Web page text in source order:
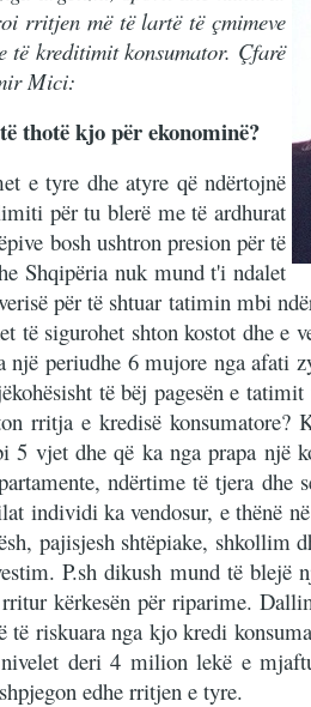
rritjen më të lartë të çmimeve
të kreditimit konsumator. Çfarë
Mici:
thotë kjo për ekonominë?
e tyre dhe atyre që ndërtojnë
për tu blerë me të ardhurat
bosh ushtron presion për të
Shqipëria nuk mund t'i ndalet
për të shtuar tatimin mbi
sigurohet shton kostot dhe e
periudhe 6 mujore nga afati
të bëj pagesën e
rritja e kredisë konsumatore?
vjet dhe që ka nga prapa një
ndërtime të tjera dhe
individi ka vendosur, e thënë
pajisjesh shtëpiake, shkollim
P.sh dikush mund të
kërkesën për riparime.
të riskuara nga kjo kredi
deri 4 milion lekë e
edhe rritjen e tyre.